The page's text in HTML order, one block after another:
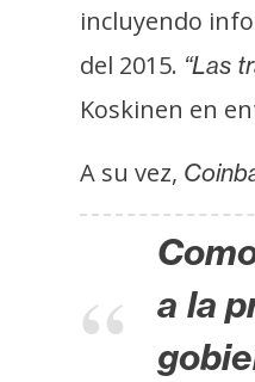
N
o
t
a
d
e
e
n
incluyendo
del 2015. “Las
Koskinen en
A su vez,
a la